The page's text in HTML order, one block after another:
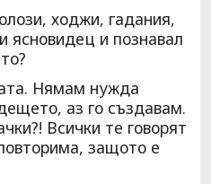
ходжи, гадания,
ясновидец и познавал
Нямам нужда
аз го създавам.
Всички те говорят
защото е